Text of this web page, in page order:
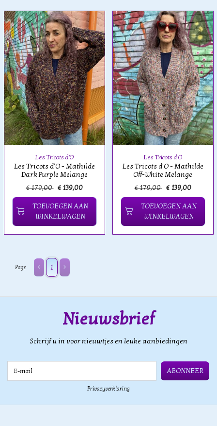
Les Tricots d'O
Les Tricots d'O - Mathilde
Dark Purple Melange
€ 179,00 € 139,00
TOEVOEGEN AAN
WINKELWAGEN
Les Tricots d'O
Les Tricots d'O - Mathilde
Off-White Melange
€ 179,00 € 139,00
TOEVOEGEN AAN
WINKELWAGEN
Page 1
Nieuwsbrief
Schrijf u in voor nieuwtjes en leuke aanbiedingen
ABONNEER
Privacyverklaring